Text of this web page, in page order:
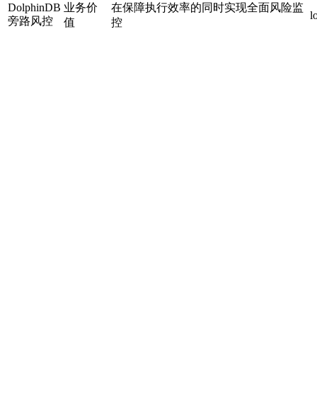
DolphinDB
旁路风控
业务价
值
在保障执行效率的同时实现全面风险监
控